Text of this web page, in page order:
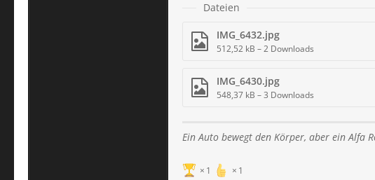
Dateien
IMG_6432.jpg
512,52 kB – 2 Downloads
IMG_6430.jpg
548,37 kB – 3 Downloads
Ein Auto bewegt den Körper, aber ein Alfa
1 1